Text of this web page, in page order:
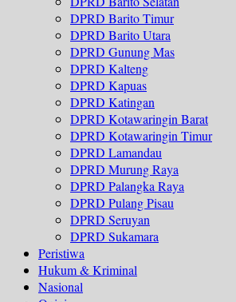
DPRD Barito Timur
DPRD Barito Utara
DPRD Gunung Mas
DPRD Kalteng
DPRD Kapuas
DPRD Katingan
DPRD Kotawaringin Barat
DPRD Kotawaringin Timur
DPRD Lamandau
DPRD Murung Raya
DPRD Palangka Raya
DPRD Pulang Pisau
DPRD Seruyan
DPRD Sukamara
Peristiwa
Hukum & Kriminal
Nasional